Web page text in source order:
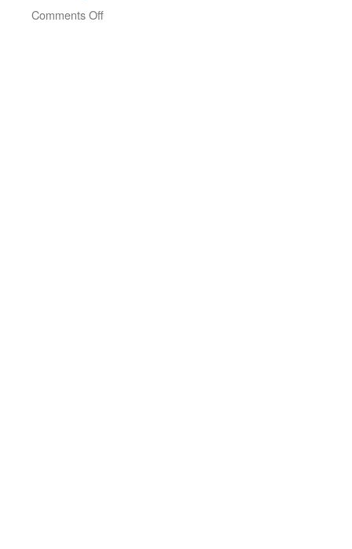
Comments Offon